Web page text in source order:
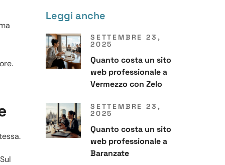
Leggi anche
SETTEMBRE 23,
2025
Quanto costa un sito
web professionale a
Vermezzo con Zelo
SETTEMBRE 23,
2025
Quanto costa un sito
web professionale a
Baranzate